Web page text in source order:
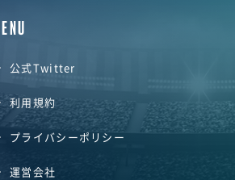
公式Twitter
利用規約
プライバシーポリシー
運営会社